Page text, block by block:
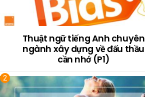
Thuật ngữ tiếng Anh chuyên
ngành xây dựng về đấu thầu
cần nhớ (P1)